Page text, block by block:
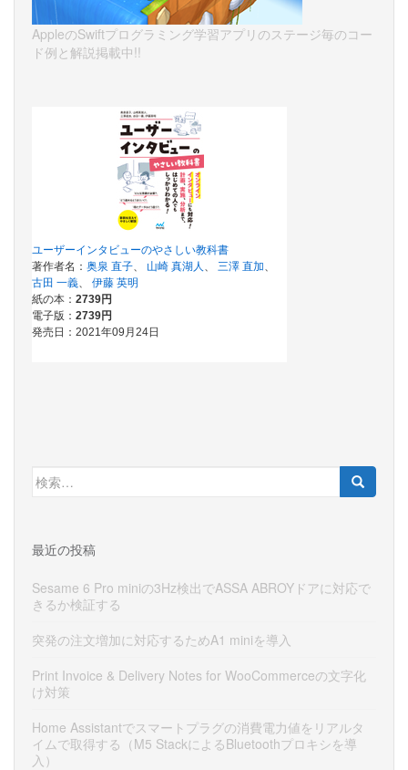
AppleのSwiftプログラミング学習アプリのステージ毎のコー
ド例と解説掲載中!!
検
索:
最近の投稿
Sesame 6 Pro miniの3Hz検出でASSA ABROYドアに対応で
きるか検証する
突発の注文増加に対応するためA1 miniを導入
Print Invoice & Delivery Notes for WooCommerceの文字化
け対策
Home Assistantでスマートプラグの消費電力値をリアルタ
イムで取得する（M5 StackによるBluetoothプロキシを導
入）